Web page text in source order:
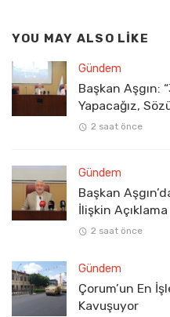
YOU MAY ALSO LIKE
Gündem
Başkan Aşgın:
Yapacağız,
2 saat önce
Gündem
Başkan
İlişkin Açıklama
2 saat önce
Gündem
Çorum’un En
Kavuşuyor